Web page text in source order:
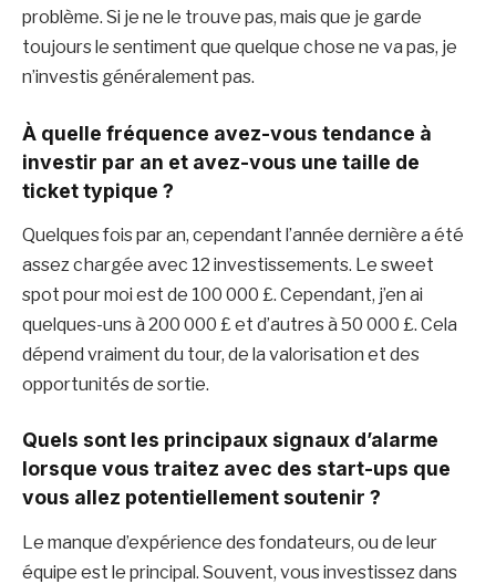
problème. Si je ne le trouve pas, mais que je garde
toujours le sentiment que quelque chose ne va pas, je
n’investis généralement pas.
À quelle fréquence avez-vous tendance à
investir par an et avez-vous une taille de
ticket typique ?
Quelques fois par an, cependant l’année dernière a été
assez chargée avec 12 investissements. Le sweet
spot pour moi est de 100 000 £. Cependant, j’en ai
quelques-uns à 200 000 £ et d’autres à 50 000 £. Cela
dépend vraiment du tour, de la valorisation et des
opportunités de sortie.
Quels sont les principaux signaux d’alarme
lorsque vous traitez avec des start-ups que
vous allez potentiellement soutenir ?
Le manque d’expérience des fondateurs, ou de leur
équipe est le principal. Souvent, vous investissez dans